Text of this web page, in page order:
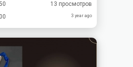
13 просмотров
3 year ago